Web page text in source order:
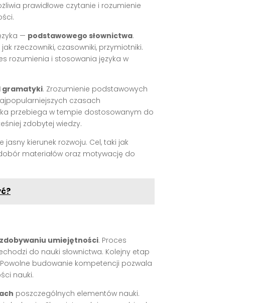
prawidłowe czytanie i rozumienie
— podstawowego słownictwa.
rzeczowniki, czasowniki, przymiotniki.
rozumienia i stosowania języka w
gramatyki. Zrozumienie podstawowych
czasach
przebiega w tempie dostosowanym do
zdobytej wiedzy.
jasny kierunek rozwoju. Cel, taki jak
materiałów oraz motywację do
umiejętności. Proces
do nauki słownictwa. Kolejny etap
budowanie kompetencji pozwala
nauki.
poszczególnych elementów nauki.